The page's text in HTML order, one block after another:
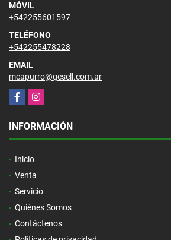
MÓVIL
+542255601597
TELÉFONO
+542255478228
EMAIL
mcapurro@gesell.com.ar
FacebookInstagram
INFORMACIÓN
Inicio
Venta
Servicio
Quiénes Somos
Contáctenos